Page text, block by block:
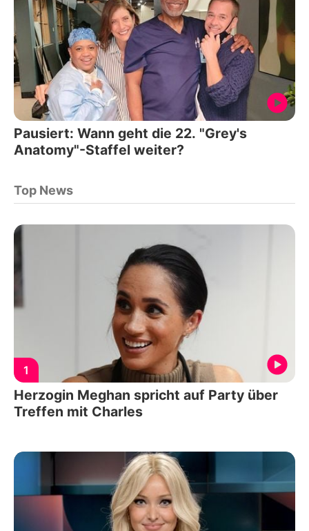
Pausiert: Wann geht die 22. "Grey's
Anatomy"-Staffel weiter?
Top News
1
Herzogin Meghan spricht auf Party über
Treffen mit Charles